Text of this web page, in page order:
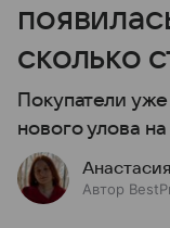
сколько
Покупатели
нового улова
Автор